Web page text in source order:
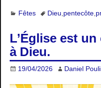
Fêtes Dieu pentecôte,
L’Église est
à Dieu.
19/04/2026 Daniel